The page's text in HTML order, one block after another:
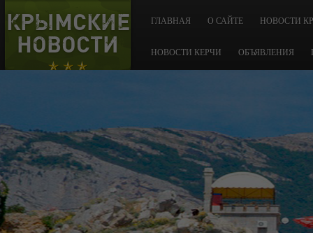
КРЫМСКИЕ
НОВОСТИ
ГЛАВНАЯ О САЙТЕ НОВОСТИ
НОВОСТИ КЕРЧИ ОБЪЯВЛЕНИЯ